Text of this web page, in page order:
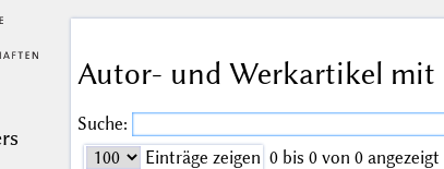
Autor- und Werkartikel mit
Suche:
Einträge zeigen 0 bis 0 von 0 angezeigt